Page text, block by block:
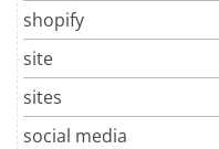
shopify
site
sites
social media